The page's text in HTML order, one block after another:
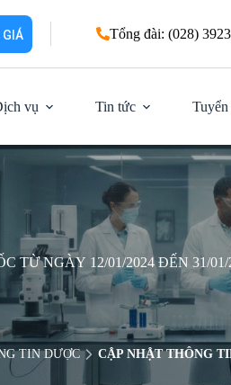
GIÁ Tổng đài: (028)
vụ Tin tức
TỪ NGÀY 12/01/2024 ĐẾN 31/01/
TIN DƯỢC CẬP NHẬT THÔNG